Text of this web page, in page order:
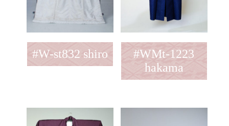
#W-st832 shiro
#WMt-1223
hakama